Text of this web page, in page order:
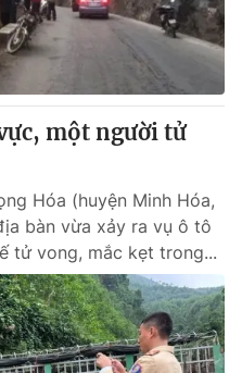
video
Thể thao
một người tử
Hóa (huyện Minh Hóa,
bàn vừa xảy ra vụ ô tô
tử vong, mắc kẹt trong...